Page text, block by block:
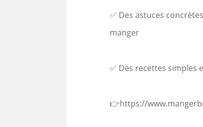
✅ Des astuces
manger
✅ Des recettes
👉https://